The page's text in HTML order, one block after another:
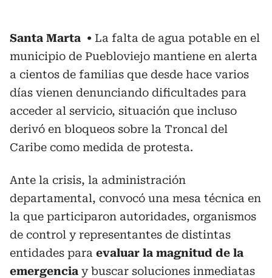
Santa Marta
La falta de agua potable en el
municipio de Puebloviejo mantiene en alerta
a cientos de familias que desde hace varios
días vienen denunciando dificultades para
acceder al servicio, situación que incluso
derivó en bloqueos sobre la Troncal del
Caribe como medida de protesta.
Ante la crisis, la administración
departamental, convocó una mesa técnica en
la que participaron autoridades, organismos
de control y representantes de distintas
entidades para evaluar la magnitud de la
emergencia y buscar soluciones inmediatas